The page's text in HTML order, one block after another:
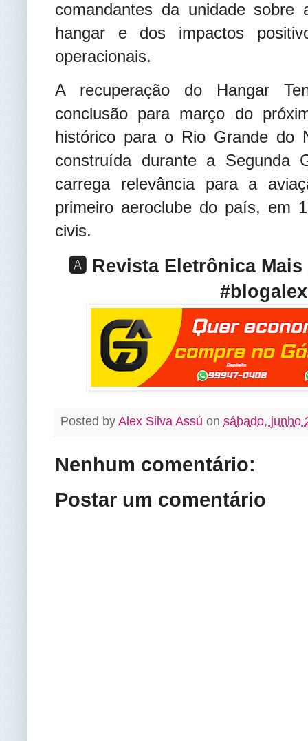
comandantes da unidade sobre
hangar e dos impactos
operacionais.
A recuperação do Hangar
conclusão para março do
histórico para o Rio Grande do
construída durante a Segunda
carrega relevância para a
primeiro aeroclube do país, em
civis.
🅰️ Revista Eletrônica
Posted by Alex Silva Assú on sábado, junho
Nenhum comentário:
Postar um comentário